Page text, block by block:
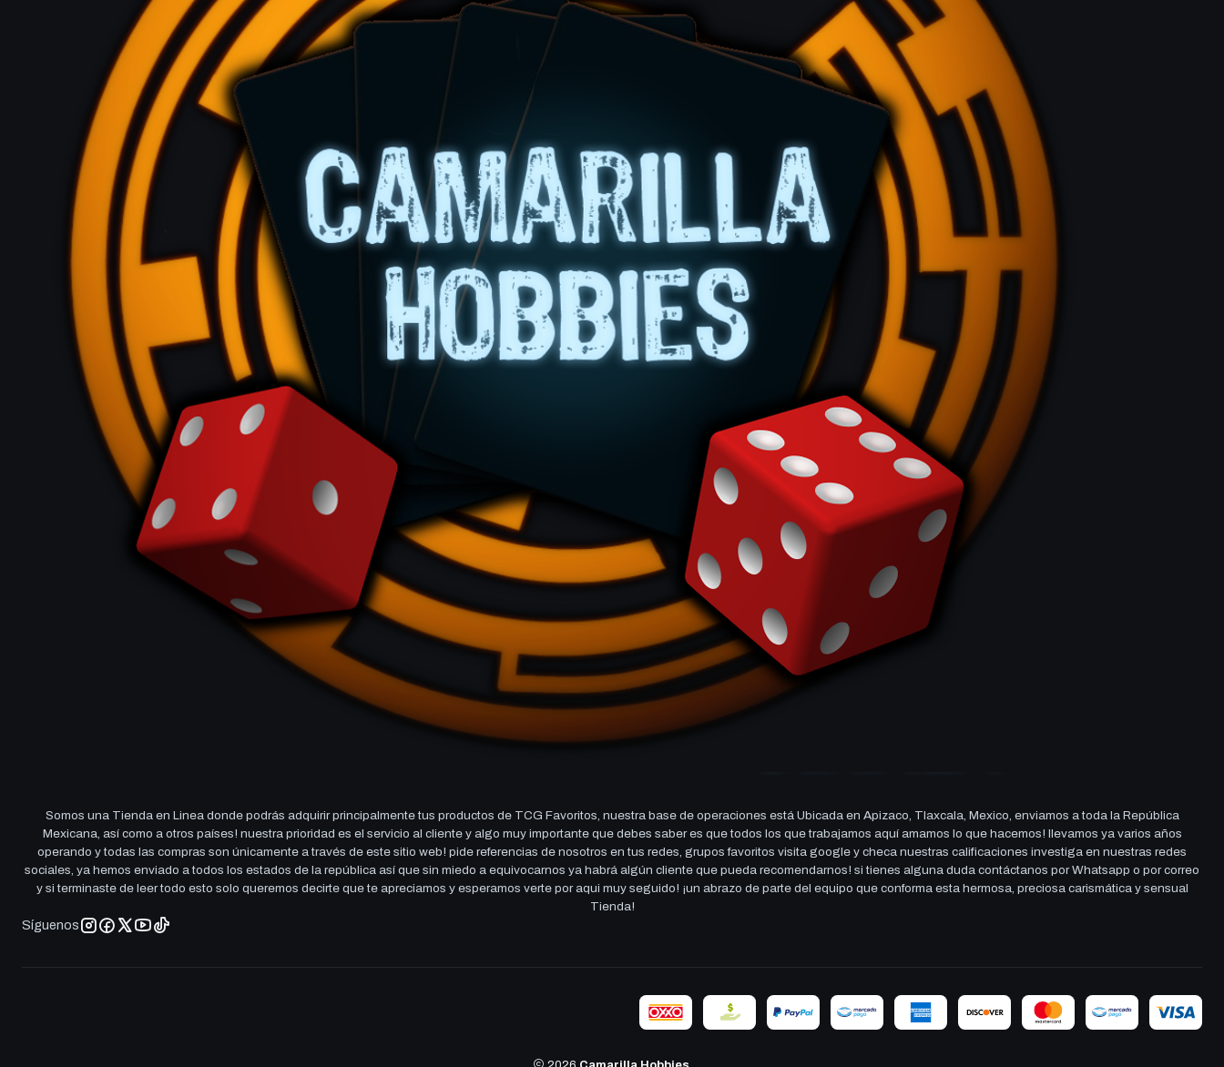
Somos una Tienda en Linea donde podrás adquirir principalmente tus productos de TCG Favoritos, nuestra base de operaciones está Ubicada en Apizaco, Tlaxcala, Mexico, enviamos a toda la República
Mexicana, así como a otros países! nuestra prioridad es el servicio al cliente y algo muy importante que debes saber es que todos los que trabajamos aquí amamos lo que hacemos! llevamos ya varios años
operando y todas las compras son únicamente a través de este sitio web! pide referencias de nosotros en tus redes, grupos favoritos visita google y checa nuestras calificaciones investiga en nuestras redes
sociales, ya hemos enviado a todos los estados de la república así que sin miedo a equivocarnos ya habrá algún cliente que pueda recomendarnos! si tienes alguna duda contáctanos por Whatsapp o por correo
y si terminaste de leer todo esto solo queremos decirte que te apreciamos y esperamos verte por aqui muy seguido! ¡un abrazo de parte del equipo que conforma esta hermosa, preciosa carismática y sensual
Tienda!
Síguenos